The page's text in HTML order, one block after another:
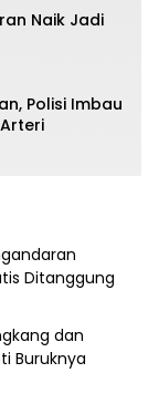
Naik Jadi
Polisi Imbau
Ditanggung
dan
Buruknya